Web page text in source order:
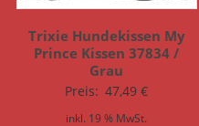
Trixie Hundekissen My
Prince Kissen 37834 /
Grau
Preis: 47,49€
inkl. 19 % MwSt.